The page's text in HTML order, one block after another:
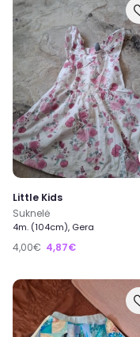
Little Kids
Suknelė
4m. (104cm), Gera
4,00€ 4,87€